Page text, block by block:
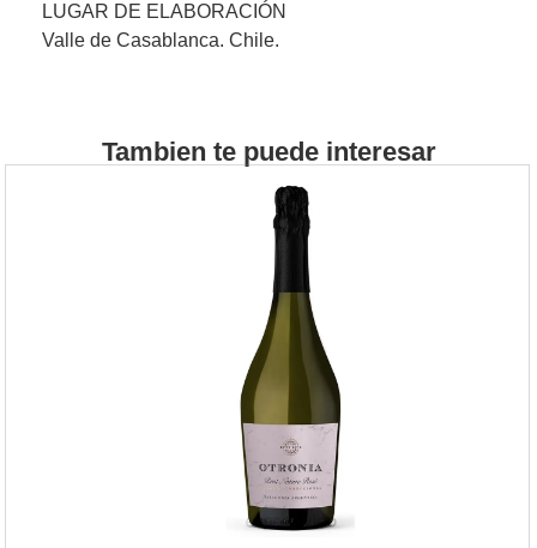
LUGAR DE ELABORACIÓN
Valle de Casablanca. Chile.
Tambien te puede interesar